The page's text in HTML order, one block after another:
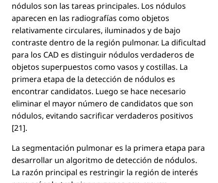
nódulos son las tareas principales. Los nódulos
aparecen en las radiografías como objetos
relativamente circulares, iluminados y de bajo
contraste dentro de la región pulmonar. La diﬁcultad
para los CAD es distinguir nódulos verdaderos de
objetos superpuestos como vasos y costillas. La
primera etapa de la detección de nódulos es
encontrar candidatos. Luego se hace necesario
eliminar el mayor número de candidatos que son
nódulos, evitando sacriﬁcar verdaderos positivos
[21].
La segmentación pulmonar es la primera etapa para
desarrollar un algoritmo de detección de nódulos.
La razón principal es restringir la región de interés